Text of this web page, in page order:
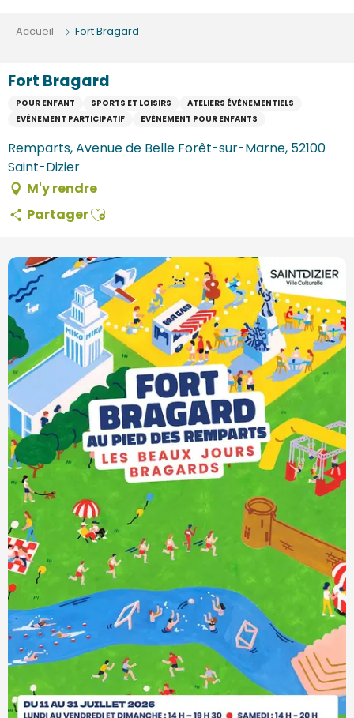
Accueil Fort Bragard
Fort Bragard
POUR ENFANT SPORTS ET LOISIRS
ATELIERS ÉVÈNEMENTIELS
EVÉNEMENT PARTICIPATIF
EVÈNEMENT POUR ENFANTS
Remparts, Avenue de Belle Forêt-sur-Marne, 52100
Saint-Dizier
M'y rendre
PartagerAjouter aux favoris